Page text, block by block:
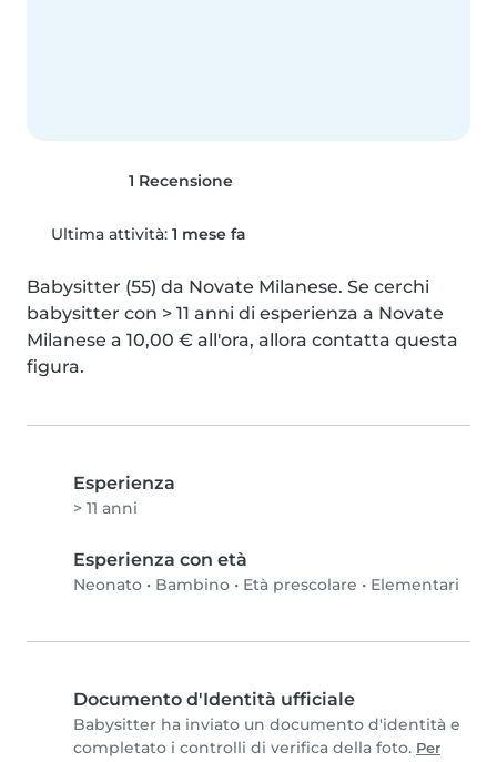
1 Recensione
Ultima attività: 1 mese fa
Babysitter (55) da Novate Milanese. Se cerchi
babysitter con > 11 anni di esperienza a Novate
Milanese a 10,00 € all'ora, allora contatta questa
figura.
Esperienza
> 11 anni
Esperienza con età
Neonato • Bambino • Età prescolare • Elementari
Documento d'Identità ufficiale
Babysitter ha inviato un documento d'identità e
completato i controlli di verifica della foto. Per